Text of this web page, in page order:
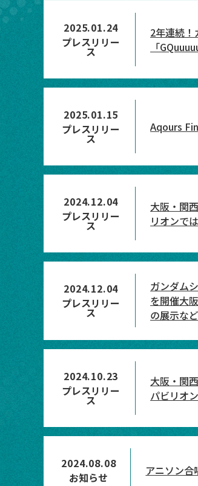
2025.01.24
プレスリリー
ス
2年連続！
「
2025.01.15
プレスリリー
ス
Aqours
2024.12.04
プレスリリー
ス
大阪・関
リオンで
2024.12.04
プレスリリー
ス
ガンダム
を開催大
の展示な
2024.10.23
プレスリリー
ス
大阪・関
パビリオ
2024.08.08
お知らせ
アニソン